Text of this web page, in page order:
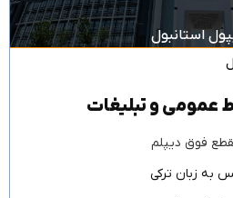
استانبول
عمومی و تبلیغات
فوق دیپلم
به زبان ترکی